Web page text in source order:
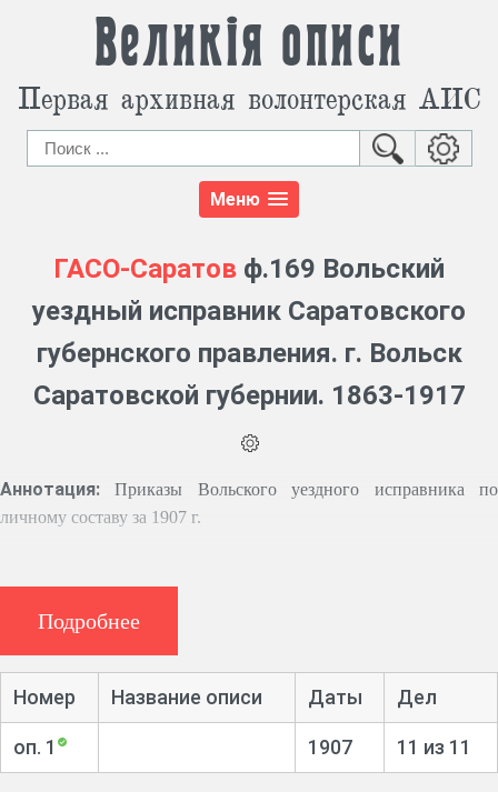
Великія описи
Первая архивная волонтерская АИС
Меню
ГАСО-Саратов ф.169 Вольский
уездный исправник Саратовского
губернского правления. г. Вольск
Саратовской губернии. 1863-1917
Аннотация:
Приказы Вольского уездного исправника по
личному составу за 1907 г.
Подробнее
Номер Название описи Даты Дел
оп. 1 1907 11 из 11